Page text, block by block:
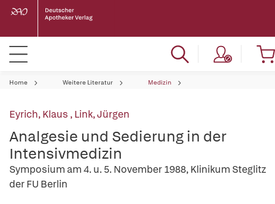
Home Weitere Literatur Medizin
Eyrich, Klaus ,Link, Jürgen
Analgesie und Sedierung in der
Intensivmedizin
Symposium am 4. u. 5. November 1988, Klinikum Steglitz
der FU Berlin